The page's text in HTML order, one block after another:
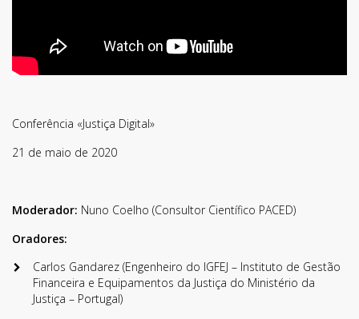
Conferência «Justiça Digital»
21 de maio de 2020
Moderador: Nuno Coelho (Consultor Científico PACED)
Oradores:
Carlos Gandarez (Engenheiro do IGFEJ – Instituto de Gestão
Financeira e Equipamentos da Justiça do Ministério da
Justiça – Portugal)